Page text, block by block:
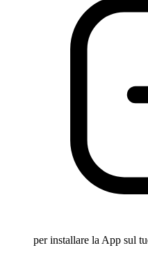
per installare la App sul